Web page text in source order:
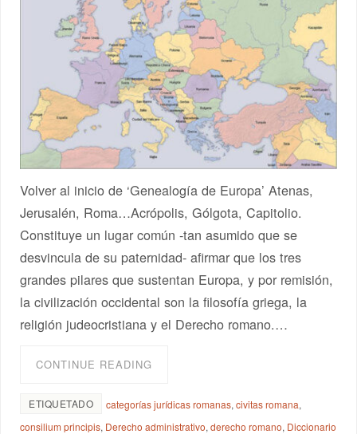
Volver al inicio de ‘Genealogía de Europa’ Atenas,
Jerusalén, Roma…Acrópolis, Gólgota, Capitolio.
Constituye un lugar común -tan asumido que se
desvincula de su paternidad- afirmar que los tres
grandes pilares que sustentan Europa, y por remisión,
la civilización occidental son la filosofía griega, la
religión judeocristiana y el Derecho romano.…
CONTINUE READING
ETIQUETADO categorías jurídicas romanas,civitas romana,
consilium principis, Derecho administrativo,derecho romano, Diccionario